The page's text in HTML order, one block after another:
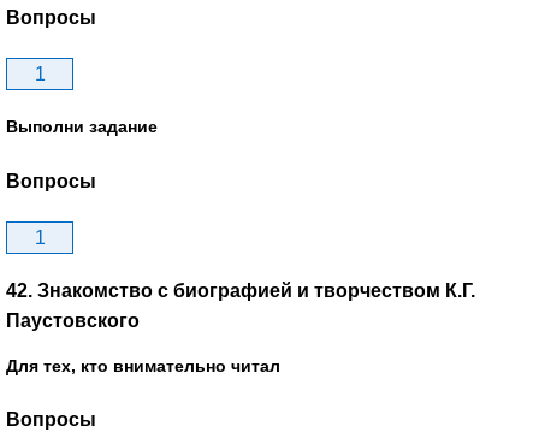
Вопросы
1
Выполни задание
Вопросы
1
42. Знакомство с биографией и творчеством К.Г.
Паустовского
Для тех, кто внимательно читал
Вопросы